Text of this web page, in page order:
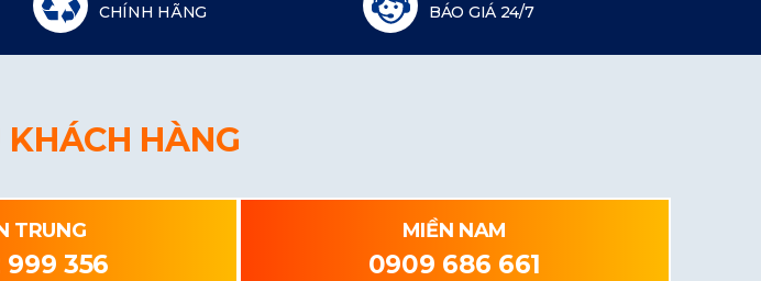
CHÍNH HÃNG
BÁO GIÁ 24/7
KHÁCH HÀNG
TRUNG
356
MIỀN NAM
0909 686 661